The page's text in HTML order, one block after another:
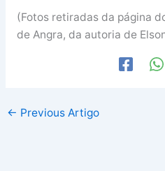
(Fotos retiradas da página
de Angra, da autoria de
← Previous Artigo